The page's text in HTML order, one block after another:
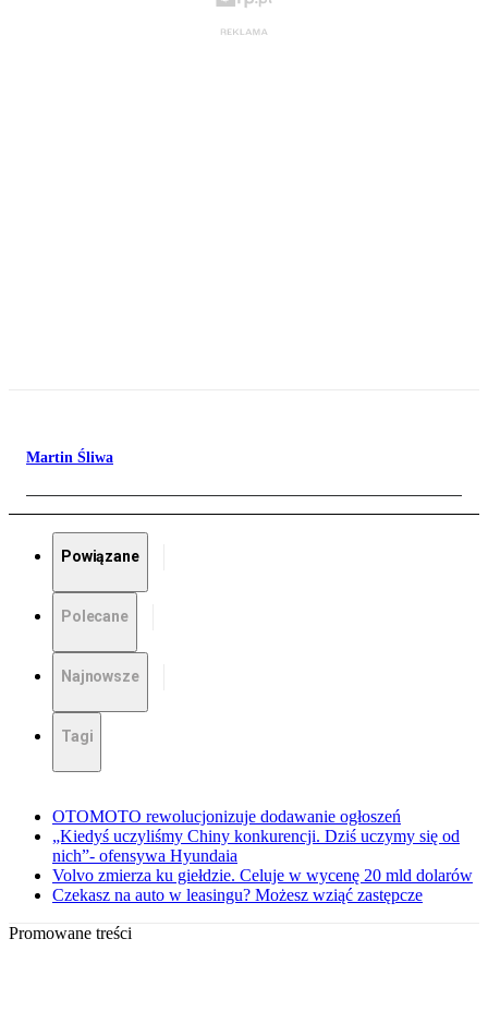
Martin Śliwa
Powiązane
Polecane
Najnowsze
Tagi
OTOMOTO rewolucjonizuje dodawanie ogłoszeń
„Kiedyś uczyliśmy Chiny konkurencji. Dziś uczymy się od
nich”- ofensywa Hyundaia
Volvo zmierza ku giełdzie. Celuje w wycenę 20 mld dolarów
Czekasz na auto w leasingu? Możesz wziąć zastępcze
Promowane treści